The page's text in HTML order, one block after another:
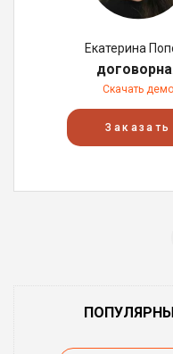
Екатерина
Скачать демо
Заказать